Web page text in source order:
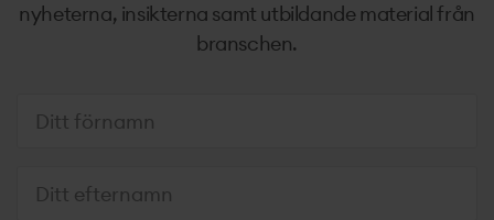
nyheterna, insikterna samt utbildande material från
branschen.